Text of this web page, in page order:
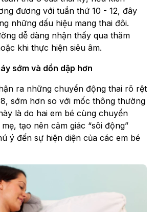
đương với tuần thứ 10 - 12, đây
những dấu hiệu mang thai đôi.
dễ dàng nhận thấy qua thăm
khi thực hiện siêu âm.
sớm và dồn dập hơn
ra những chuyển động thai rõ rệt
sớm hơn so với mốc thông thường
là do hai em bé cùng chuyển
tạo nên cảm giác “sôi động”
ý đến sự hiện diện của các em bé